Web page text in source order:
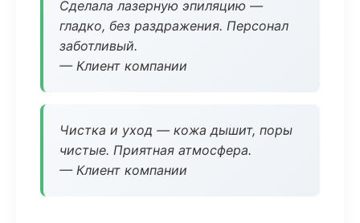
Сделала лазерную эпиляцию —
гладко, без раздражения. Персонал
заботливый.
— Клиент компании
Чистка и уход — кожа дышит, поры
чистые. Приятная атмосфера.
— Клиент компании